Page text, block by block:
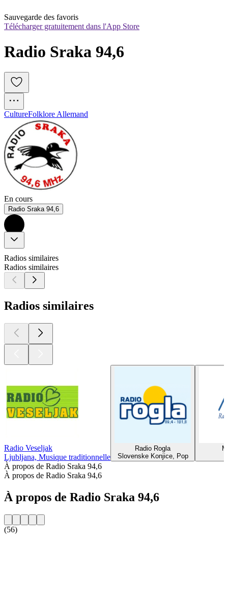
Sauvegarde des favoris
Télécharger gratuitement dans l'App Store
Radio Sraka 94,6
CultureFolklore Allemand
En cours
Radio Sraka 94,6
Radios similaires
Radios similaires
Radios similaires
Radio Veseljak
Ljubljana, Musique traditionnelle
Radio Rogla
Slovenske Konjice, Pop
À propos de Radio Sraka 94,6
À propos de Radio Sraka 94,6
À propos de Radio Sraka 94,6
(56)